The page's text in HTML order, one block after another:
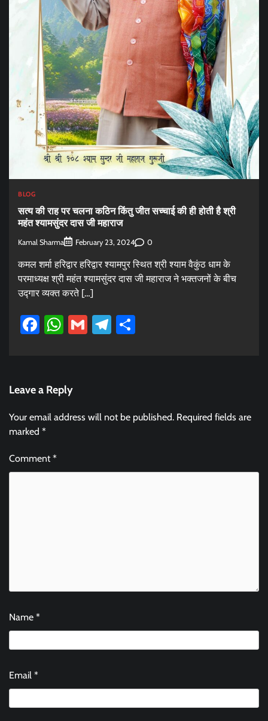
BLOG
सत्य की राह पर चलना कठिन किंतु जीत सच्चाई की ही होती है श्री
महंत श्यामसुंदर दास जी महाराज
Kamal Sharma February 23, 2024 0
कमल शर्मा हरिद्वार हरिद्वार श्यामपुर स्थित श्री श्याम वैकुंठ धाम के
परमाध्यक्ष श्री महंत श्यामसुंदर दास जी महाराज ने भक्तजनों के बीच
उद्गार व्यक्त करते […]
Facebook
WhatsApp
GmailTelegram
Leave a Reply
Your email address will not be published. Required fields are
marked *
Comment*
Name *
Email *